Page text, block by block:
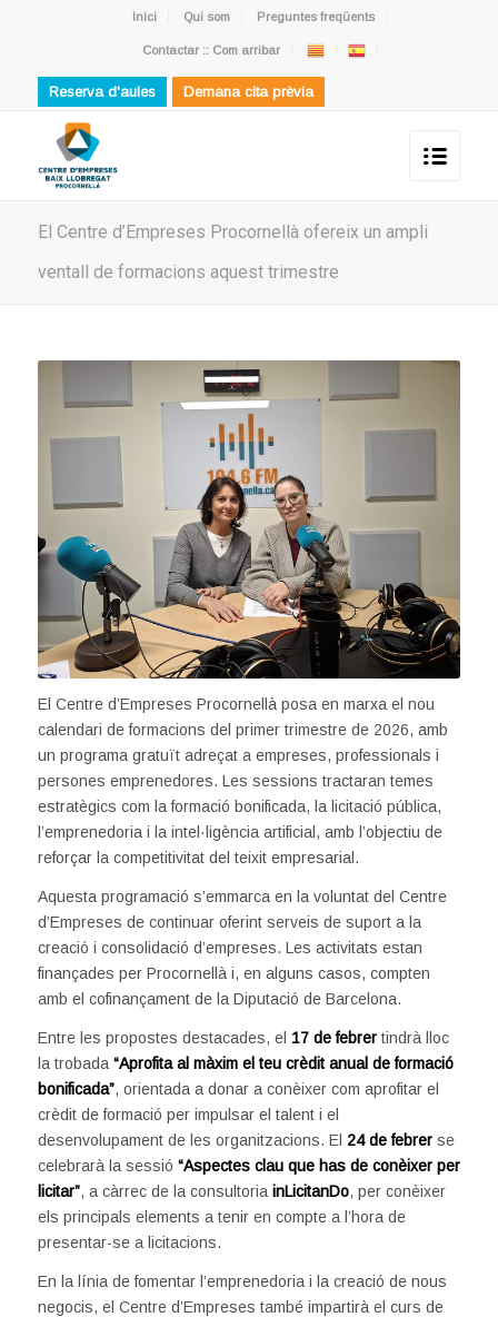
Inici Qui som Preguntes freqüents
Contactar :: Com arribar
Reserva d'aules Demana cita prèvia
El Centre d’Empreses Procornellà ofereix un ampli
ventall de formacions aquest trimestre
El Centre d’Empreses Procornellà posa en marxa el nou
calendari de formacions del primer trimestre de 2026, amb
un programa gratuït adreçat a empreses, professionals i
persones emprenedores. Les sessions tractaran temes
estratègics com la formació bonificada, la licitació pública,
l’emprenedoria i la intel·ligència artificial, amb l’objectiu de
reforçar la competitivitat del teixit empresarial.
Aquesta programació s’emmarca en la voluntat del Centre
d’Empreses de continuar oferint serveis de suport a la
creació i consolidació d’empreses. Les activitats estan
finançades per Procornellà i, en alguns casos, compten
amb el cofinançament de la Diputació de Barcelona.
Entre les propostes destacades, el 17 de febrertindrà lloc
la trobada “Aprofita al màxim el teu crèdit anual de formació
bonificada”, orientada a donar a conèixer com aprofitar el
crèdit de formació per impulsar el talent i el
desenvolupament de les organitzacions. El 24 de febrerse
celebrarà la sessió “Aspectes clau que has de conèixer per
licitar”, a càrrec de la consultoria inLicitanDo, per conèixer
els principals elements a tenir en compte a l’hora de
presentar-se a licitacions.
En la línia de fomentar l’emprenedoria i la creació de nous
negocis, el Centre d’Empreses també impartirà el curs de